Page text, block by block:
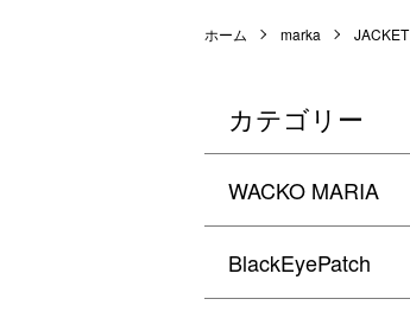
ホーム marka JACKET
カテゴリー
WACKO MARIA
BlackEyePatch